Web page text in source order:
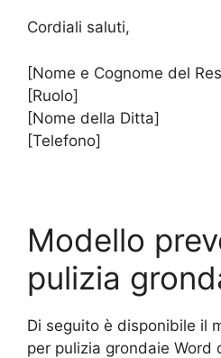
Cordiali saluti,
[Nome e Cognome del
[Ruolo]
[Nome della Ditta]
[Telefono]
Modello
pulizia
Di seguito è disponibile il
per pulizia grondaie Word